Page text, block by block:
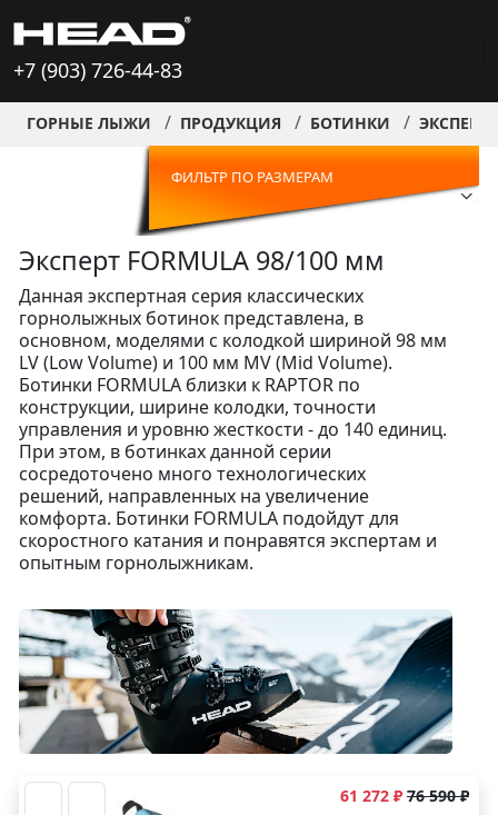
+7 (903) 726-44-83
ГОРНЫЕ ЛЫЖИ ПРОДУКЦИЯ БОТИНКИ ЭКСПЕРТ
ФИЛЬТР ПО РАЗМЕРАМ
Эксперт FORMULA 98/100 мм
Данная экспертная серия классических
горнолыжных ботинок представлена, в
основном, моделями с колодкой шириной 98 мм
LV (Low Volume) и 100 мм MV (Mid Volume).
Ботинки FORMULA близки к RAPTOR по
конструкции, ширине колодки, точности
управления и уровню жесткости - до 140 единиц.
При этом, в ботинках данной серии
сосредоточено много технологических
решений, направленных на увеличение
комфорта. Ботинки FORMULA подойдут для
скоростного катания и понравятся экспертам и
опытным горнолыжникам.
61 272 ₽ 76 590 ₽